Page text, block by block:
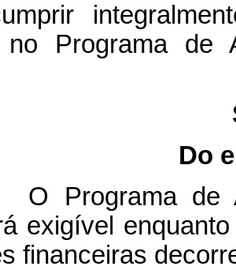
no Programa de
Do
O Programa de
exigível
financeiras